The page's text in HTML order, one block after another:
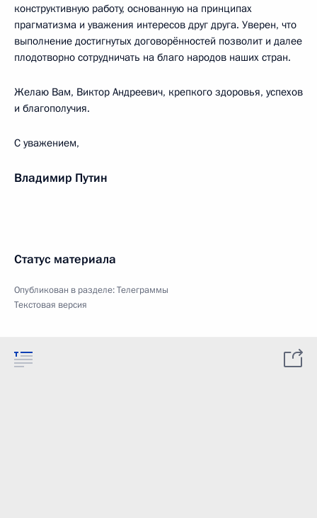
конструктивную работу, основанную на принципах
прагматизма и уважения интересов друг друга. Уверен, что
выполнение достигнутых договорённостей позволит и далее
плодотворно сотрудничать на благо народов наших стран.
Желаю Вам, Виктор Андреевич, крепкого здоровья, успехов
и благополучия.
С уважением,
Владимир Путин
Статус материала
Опубликован в разделе:Телеграммы
Текстовая версия